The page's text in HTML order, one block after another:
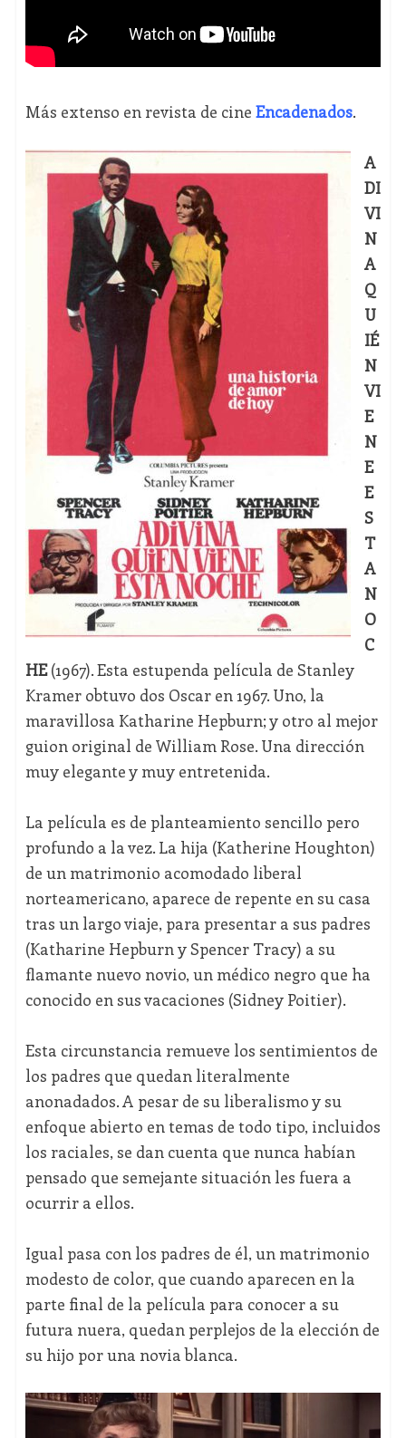
Más extenso en revista de cine Encadenados.
A
DI
VI
N
A
Q
U
IÉ
N
VI
E
N
E
E
S
T
A
N
O
C
HE(1967). Esta estupenda película de Stanley
Kramer obtuvo dos Oscar en 1967. Uno, la
maravillosa Katharine Hepburn; y otro al mejor
guion original de William Rose. Una dirección
muy elegante y muy entretenida.
La película es de planteamiento sencillo pero
profundo a la vez. La hija (Katherine Houghton)
de un matrimonio acomodado liberal
norteamericano, aparece de repente en su casa
tras un largo viaje, para presentar a sus padres
(Katharine Hepburn y Spencer Tracy) a su
flamante nuevo novio, un médico negro que ha
conocido en sus vacaciones (Sidney Poitier).
Esta circunstancia remueve los sentimientos de
los padres que quedan literalmente
anonadados. A pesar de su liberalismo y su
enfoque abierto en temas de todo tipo, incluidos
los raciales, se dan cuenta que nunca habían
pensado que semejante situación les fuera a
ocurrir a ellos.
Igual pasa con los padres de él, un matrimonio
modesto de color, que cuando aparecen en la
parte final de la película para conocer a su
futura nuera, quedan perplejos de la elección de
su hijo por una novia blanca.